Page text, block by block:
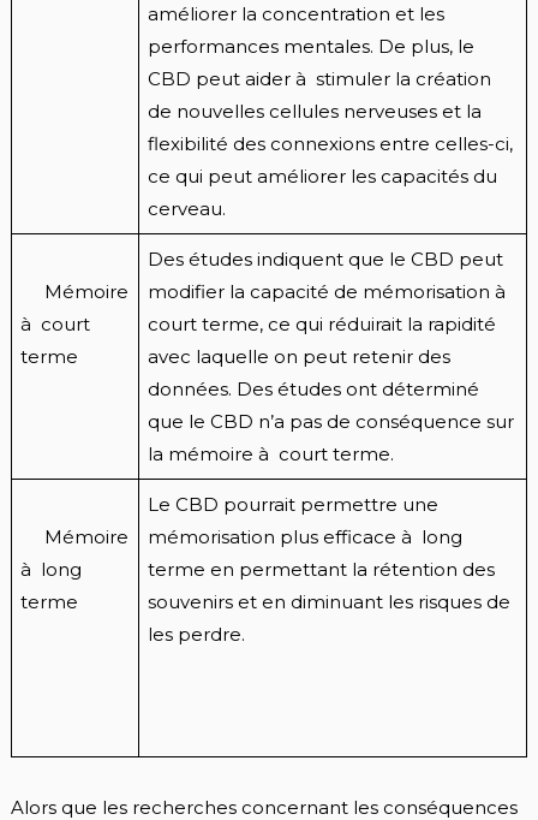
améliorer la concentration et les
performances mentales. De plus, le
CBD peut aider à stimuler la création
de nouvelles cellules nerveuses et la
flexibilité des connexions entre celles-ci,
ce qui peut améliorer les capacités du
cerveau.
Mémoire
à court
terme
Des études indiquent que le CBD peut
modifier la capacité de mémorisation à
court terme, ce qui réduirait la rapidité
avec laquelle on peut retenir des
données. Des études ont déterminé
que le CBD n’a pas de conséquence sur
la mémoire à court terme.
Mémoire
à long
terme
Le CBD pourrait permettre une
mémorisation plus efficace à long
terme en permettant la rétention des
souvenirs et en diminuant les risques de
les perdre.
Alors que les recherches concernant les conséquences